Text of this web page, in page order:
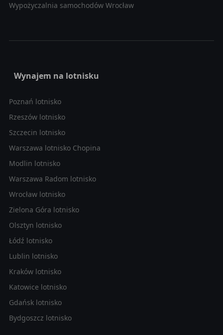
Wypożyczalnia samochodów Wrocław
Wynajem na lotnisku
Poznań lotnisko
Rzeszów lotnisko
Szczecin lotnisko
Warszawa lotnisko Chopina
Modlin lotnisko
Warszawa Radom lotnisko
Wrocław lotnisko
Zielona Góra lotnisko
Olsztyn lotnisko
Łódź lotnisko
Lublin lotnisko
Kraków lotnisko
Katowice lotnisko
Gdańsk lotnisko
Bydgoszcz lotnisko